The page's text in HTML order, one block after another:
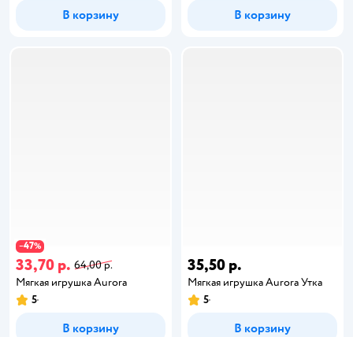
В корзину В корзину
−47%
33,70 р. 64,00 р.
Мягкая игрушка Aurora
5
В корзину
35,50 р.
Мягкая игрушка Aurora Утка
5
В корзину